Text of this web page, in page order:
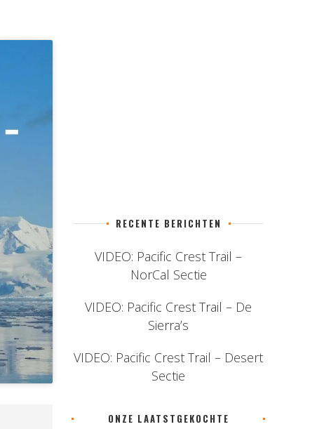
RECENTE BERICHTEN
VIDEO: Pacific Crest Trail –
NorCal Sectie
VIDEO: Pacific Crest Trail – De
Sierra’s
VIDEO: Pacific Crest Trail – Desert
Sectie
ONZE LAATSTGEKOCHTE